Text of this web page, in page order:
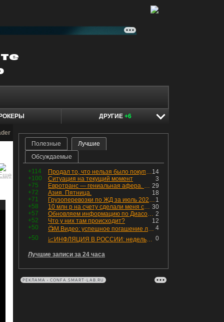
ДРУГИЕ +6
Полезные
Лучшие
Обсуждаемые
+114 14
Продал то, что нельзя было покупать. Изменения в портфеле
+100
3
Ситуация на текущий момент
+75
29
Евротранс — гениальная афера. Собрал с инвесторов денег, выплатил дивидендов больше текущей капитализации и ушёл в дефолт
+72
18
Азия. Пятница.
+71
1
Грузоперевозки по ЖД за июль 2026 г. — четвёртый месяц подряд роста, чёрные металлы на уровне прошлого года, а каменный уголь в плюсе.
+58
30
10 млн р на счету сделали меня счастливым? Ожидание vs Реальность!
+57
2
Обновляем информацию по Диасофту: дивиденды и выкуп
+52
12
Что у них там происходит?
+50
4
📺М.Видео: успешное погашение любимого флоатера
+50
0
📈ИНФЛЯЦИЯ В РОССИИ: недельная дефляция, но в годовом выражении рост 😢
Лучшие записи за 24 часа
РЕКЛАМА • CONFA.SMART-LAB.RU